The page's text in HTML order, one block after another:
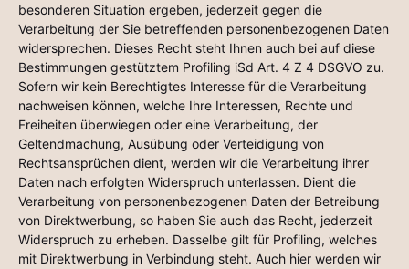
besonderen Situation ergeben, jederzeit gegen die
Verarbeitung der Sie betreffenden personenbezogenen Daten
widersprechen. Dieses Recht steht Ihnen auch bei auf diese
Bestimmungen gestütztem Profiling iSd Art. 4 Z 4 DSGVO zu.
Sofern wir kein Berechtigtes Interesse für die Verarbeitung
nachweisen können, welche Ihre Interessen, Rechte und
Freiheiten überwiegen oder eine Verarbeitung, der
Geltendmachung, Ausübung oder Verteidigung von
Rechtsansprüchen dient, werden wir die Verarbeitung ihrer
Daten nach erfolgten Widerspruch unterlassen. Dient die
Verarbeitung von personenbezogenen Daten der Betreibung
von Direktwerbung, so haben Sie auch das Recht, jederzeit
Widerspruch zu erheben. Dasselbe gilt für Profiling, welches
mit Direktwerbung in Verbindung steht. Auch hier werden wir